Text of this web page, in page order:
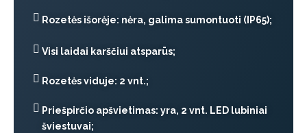
Rozetės išorėje: nėra, galima sumontuoti (IP65);
Visi laidai karščiui atsparūs;
Rozetės viduje: 2 vnt.;
Priešpirčio apšvietimas: yra, 2 vnt. LED lubiniai
šviestuvai;